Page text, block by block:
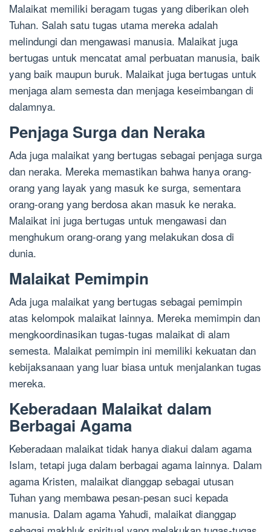
Malaikat memiliki beragam tugas yang diberikan oleh
Tuhan. Salah satu tugas utama mereka adalah
melindungi dan mengawasi manusia. Malaikat juga
bertugas untuk mencatat amal perbuatan manusia, baik
yang baik maupun buruk. Malaikat juga bertugas untuk
menjaga alam semesta dan menjaga keseimbangan di
dalamnya.
Penjaga Surga dan Neraka
Ada juga malaikat yang bertugas sebagai penjaga surga
dan neraka. Mereka memastikan bahwa hanya orang-
orang yang layak yang masuk ke surga, sementara
orang-orang yang berdosa akan masuk ke neraka.
Malaikat ini juga bertugas untuk mengawasi dan
menghukum orang-orang yang melakukan dosa di
dunia.
Malaikat Pemimpin
Ada juga malaikat yang bertugas sebagai pemimpin
atas kelompok malaikat lainnya. Mereka memimpin dan
mengkoordinasikan tugas-tugas malaikat di alam
semesta. Malaikat pemimpin ini memiliki kekuatan dan
kebijaksanaan yang luar biasa untuk menjalankan tugas
mereka.
Keberadaan Malaikat dalam
Berbagai Agama
Keberadaan malaikat tidak hanya diakui dalam agama
Islam, tetapi juga dalam berbagai agama lainnya. Dalam
agama Kristen, malaikat dianggap sebagai utusan
Tuhan yang membawa pesan-pesan suci kepada
manusia. Dalam agama Yahudi, malaikat dianggap